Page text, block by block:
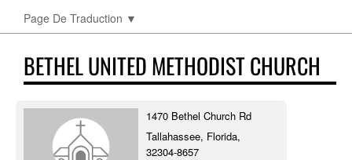
Page De Traduction ▼
BETHEL UNITED METHODIST CHURCH
1470 Bethel Church Rd
Tallahassee, Florida,
32304-8657